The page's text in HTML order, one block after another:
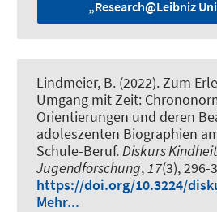
„Research@Leibniz
Lindmeier, B. (2022).Zum
Umgang mit Zeit:
Orientierungen und deren
adoleszenten Biographien
Schule-Beruf.Diskurs
Jugendforschung,17(3), 296-
https://doi.org/10.3224/
Mehr...